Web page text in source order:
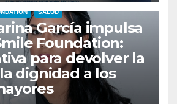
SALUD
García impulsa
Foundation:
para devolver la
dignidad a los